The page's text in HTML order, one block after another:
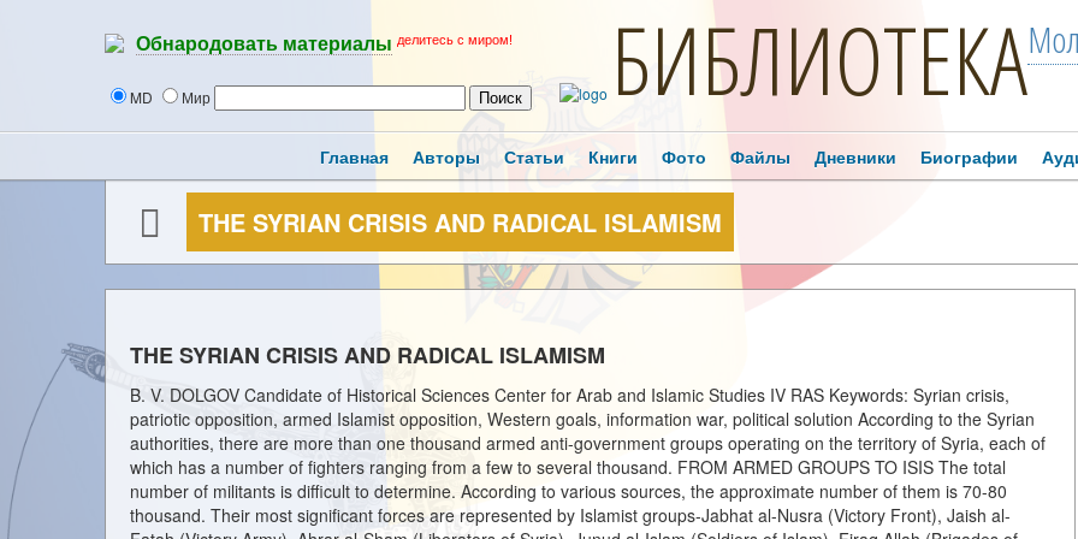
Обнародовать материалы делитесь с миром!
MD Мир БИБЛИОТЕКА
Главная Авторы Статьи Книги Фото Файлы Дневники Биографии
THE SYRIAN CRISIS AND RADICAL ISLAMISM
THE SYRIAN CRISIS AND RADICAL ISLAMISM
B. V. DOLGOV Candidate of Historical Sciences Center for Arab and Islamic Studies IV RAS Keywords: Syrian crisis,
patriotic opposition, armed Islamist opposition, Western goals, information war, political solution According to the Syrian
authorities, there are more than one thousand armed anti-government groups operating on the territory of Syria, each of
which has a number of fighters ranging from a few to several thousand. FROM ARMED GROUPS TO ISIS The total
number of militants is difficult to determine. According to various sources, the approximate number of them is 70-80
thousand. Their most significant forces are represented by Islamist groups-Jabhat al-Nusra (Victory Front), Jaish al-